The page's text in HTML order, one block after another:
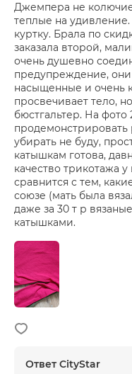
Джемпера не
теплые на
куртку. Брала по
заказала второй,
очень душевно
предупреждение,
насыщенные и очень
просвечивает тело,
бюстгальтер. На фото
продемонстрировать
убирать не буду,
катышкам готова,
качество трикотажа
сравнится с тем,
союзе (мать была
даже за 30 т р
катышками.
Ответ CityStar